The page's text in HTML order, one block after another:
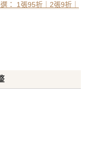
： 1張95折｜2張9折｜